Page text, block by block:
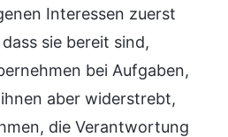
Interessen zuerst
sie bereit sind,
bei Aufgaben,
aber widerstrebt,
die Verantwortung